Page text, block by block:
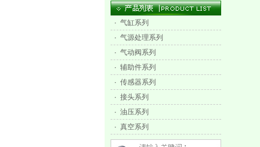
· 气缸系列
· 气源处理系列
· 气动阀系列
· 辅助件系列
· 传感器系列
· 接头系列
· 油压系列
· 真空系列